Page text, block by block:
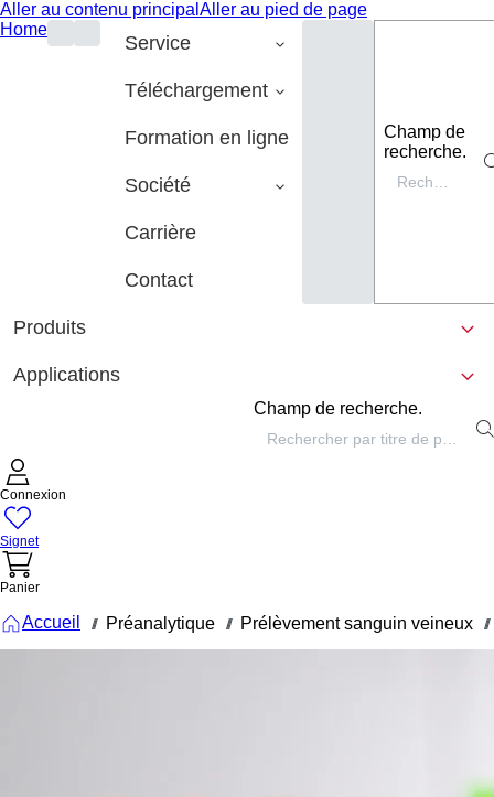
Aller au contenu principal Aller au pied de page
Home
Service
Téléchargement
Formation en ligne
Société
Carrière
Contact
Champ de
recherche.
Produits
Applications
Champ de recherche.
Connexion
Signet
Panier
Accueil /// Préanalytique /// Prélèvement sanguin veineux ///